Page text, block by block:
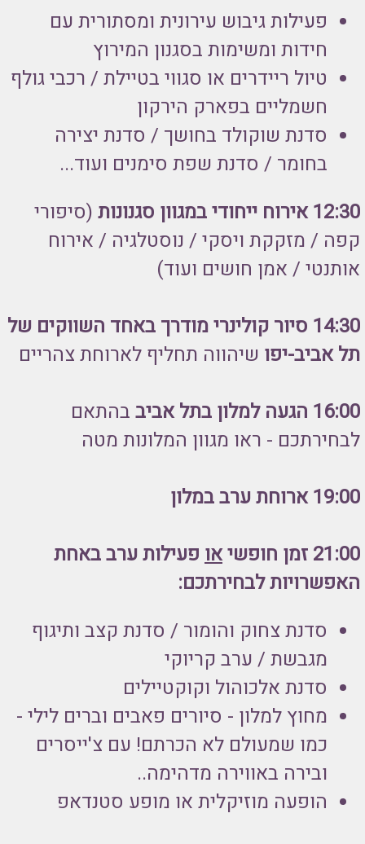
פעילות גיבוש עירונית ומסתורית עם
חידות ומשימות בסגנון המירוץ
טיול ריידרים או סגווי בטיילת / רכבי גולף
חשמליים בפארק הירקון
סדנת שוקולד בחושך / סדנת יצירה
בחומר / סדנת שפת סימנים ועוד...
12:30 אירוח ייחודי במגוון סגנונות
(סיפורי
קפה / מזקקת ויסקי / נוסטלגיה / אירוח
אותנטי / אמן חושים ועוד)
14:30 סיור קולינרי מודרך באחד השווקים של
תל אביב-יפו שיהווה תחליף לארוחת צהריים
16:00 הגעה למלון בתל אביב
בהתאם
לבחירתכם - ראו מגוון המלונות מטה
19:00 ארוחת ערב במלון
21:00 זמן חופשי
או פעילות ערב באחת
האפשרויות לבחירתכם:
סדנת צחוק והומור / סדנת קצב ותיגוף
מגבשת / ערב קריוקי
סדנת אלכוהול וקוקטיילים
מחוץ למלון - סיורים פאבים וברים לילי -
כמו שמעולם לא הכרתם! עם צ'ייסרים
ובירה באווירה מדהימה..
הופעה מוזיקלית או מופע סטנדאפ